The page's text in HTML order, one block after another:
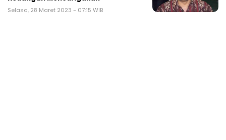
Selasa, 28 Maret 2023 - 07:15 WIB